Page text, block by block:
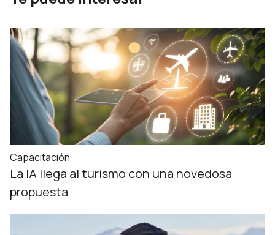
Capacitación
La IA llega al turismo con una novedosa
propuesta